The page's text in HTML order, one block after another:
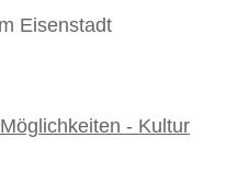
Eisenstadt
- Kultur